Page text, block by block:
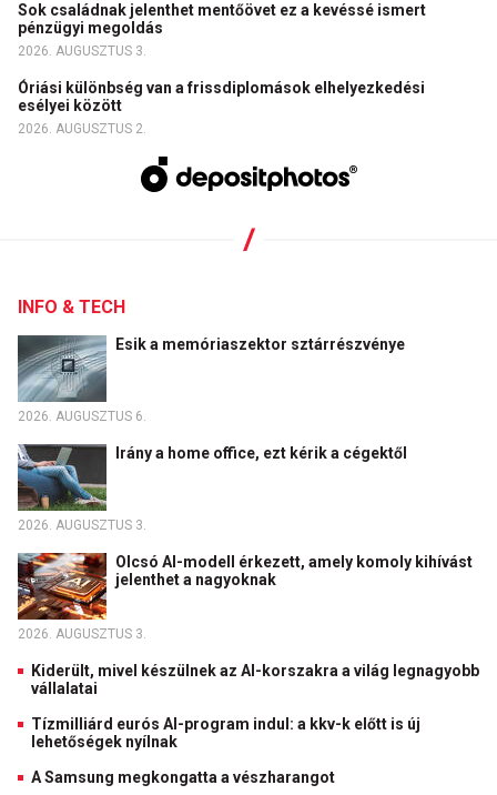
Sok családnak jelenthet mentőövet ez a kevéssé ismert
pénzügyi megoldás
2026. AUGUSZTUS 3.
Óriási különbség van a frissdiplomások elhelyezkedési
esélyei között
2026. AUGUSZTUS 2.
INFO & TECH
Esik a memóriaszektor sztárrészvénye
2026. AUGUSZTUS 6.
Irány a home office, ezt kérik a cégektől
2026. AUGUSZTUS 3.
Olcsó AI-modell érkezett, amely komoly kihívást
jelenthet a nagyoknak
2026. AUGUSZTUS 3.
Kiderült, mivel készülnek az AI-korszakra a világ legnagyobb
vállalatai
Tízmilliárd eurós AI-program indul: a kkv-k előtt is új
lehetőségek nyílnak
A Samsung megkongatta a vészharangot